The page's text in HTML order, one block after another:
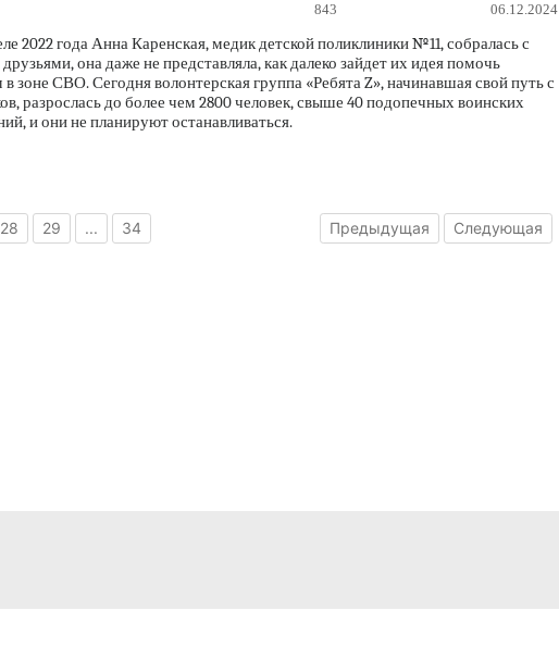
843 06.12.2024
2022 года Анна Каренская, медик детской поликлиники №11, собралась с
она даже не представляла, как далеко зайдет их идея помочь
зоне СВО. Сегодня волонтерская группа «Ребята Z», начинавшая свой путь с
разрослась до более чем 2800 человек, свыше 40 подопечных воинских
и они не планируют останавливаться.
28 29 ... 34 Предыдущая Следующая